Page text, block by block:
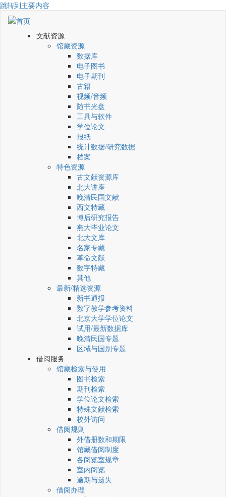
跳转到主要内容
文献资源
馆藏资源
数据库
电子图书
电子期刊
古籍
视频/音频
随书光盘
工具与软件
学位论文
报纸
统计数据/研究数据
档案
特色资源
古文献资源库
北大讲座
晚清民国文献
西文特藏
博后研究报告
燕大毕业论文
北大文库
名家专藏
革命文献
数字特藏
其他
最新/精选资源
新书通报
数字教学参考资料
北京大学学位论文
试用/最新数据库
晚清民国专题
区域与国别专题
借阅服务
馆藏检索与使用
图书检索
期刊检索
学位论文检索
特殊文献检索
校外访问
借阅规则
外借册数和期限
馆藏借阅制度
各阅览室规章
室内阅览
逾期与遗失
借阅办理